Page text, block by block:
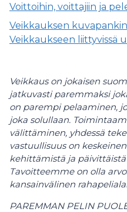
Voittoihin, voittajiin ja
Veikkauksen
Veikkaukseen liittyvissä
Veikkaus on jokaisen
jatkuvasti paremmaksi
on parempi pelaaminen,
joka solullaan.
välittäminen, yhdessä
vastuullisuus on
kehittämistä ja
Tavoitteemme on olla
kansainvälinen
PAREMMAN PELIN